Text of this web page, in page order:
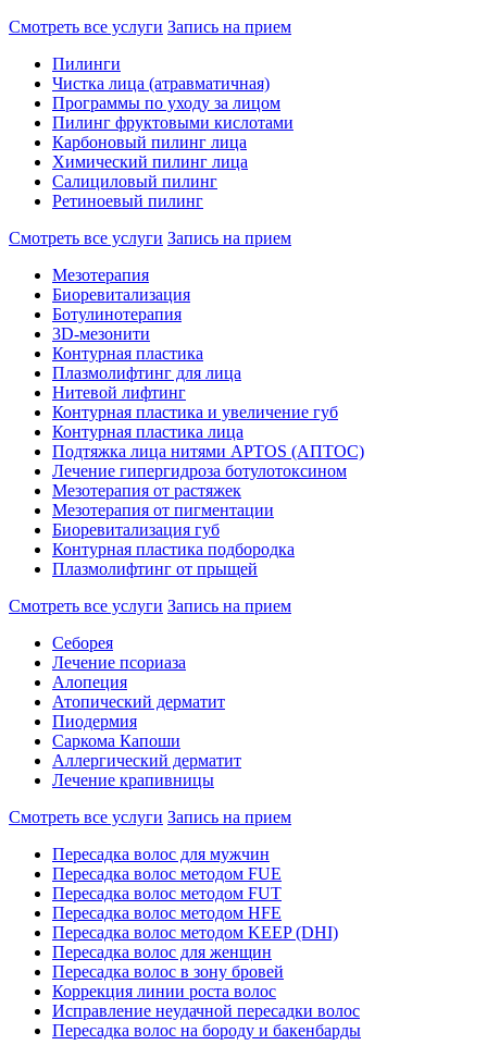
Смотреть все услуги Запись на прием
Пилинги
Чистка лица (атравматичная)
Программы по уходу за лицом
Пилинг фруктовыми кислотами
Карбоновый пилинг лица
Химический пилинг лица
Салициловый пилинг
Ретиноевый пилинг
Смотреть все услуги Запись на прием
Мезотерапия
Биоревитализация
Ботулинотерапия
3D-мезонити
Контурная пластика
Плазмолифтинг для лица
Нитевой лифтинг
Контурная пластика и увеличение губ
Контурная пластика лица
Подтяжка лица нитями APTOS (АПТОС)
Лечение гипергидроза ботулотоксином
Мезотерапия от растяжек
Мезотерапия от пигментации
Биоревитализация губ
Контурная пластика подбородка
Плазмолифтинг от прыщей
Смотреть все услуги Запись на прием
Себорея
Лечение псориаза
Алопеция
Атопический дерматит
Пиодермия
Саркома Капоши
Аллергический дерматит
Лечение крапивницы
Смотреть все услуги Запись на прием
Пересадка волос для мужчин
Пересадка волос методом FUE
Пересадка волос методом FUT
Пересадка волос методом HFE
Пересадка волос методом KEEP (DHI)
Пересадка волос для женщин
Пересадка волос в зону бровей
Коррекция линии роста волос
Исправление неудачной пересадки волос
Пересадка волос на бороду и бакенбарды